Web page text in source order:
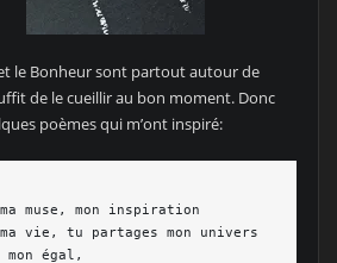
le Bonheur sont partout autour de
de le cueillir au bon moment. Donc
poèmes qui m’ont inspiré:
muse, mon inspiration
vie, tu partages mon univers